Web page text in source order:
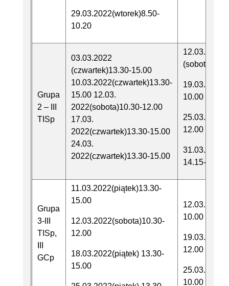
29.03.2022(wtorek)8.50-
10.20
Grupa
2 – III
TISp
03.03.2022
(czwartek)13.30-15.00
10.03.2022(czwartek)13.30-
15.00 12.03.
2022(sobota)10.30-12.00
17.03.
2022(czwartek)13.30-15.00
24.03.
2022(czwartek)13.30-15.00
12.03.2022
10.00
12.00
31.03.2022
14.15-15.50
Grupa
3-III
TISp,
GCp
11.03.2022(piątek)13.30-
15.00
12.03.2022(sobota)10.30-
12.00
18.03.2022(piątek) 13.30-
15.00
10.00
12.00
10.00